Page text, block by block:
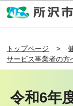
トップページ
サービス事業者の方
令和6年